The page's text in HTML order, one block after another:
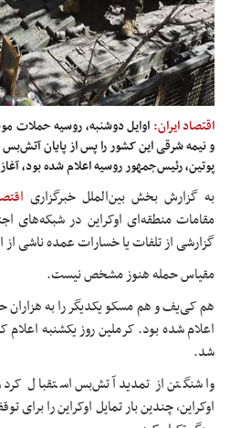
اقتصاد ایران: اوایل دوشنبه، روسیه
و نیمه شرقی این کشور را پس از پایان
پوتین، رئیس‌جمهور روسیه اعلام شده بود،
به گزارش بخش بین‌الملل خبرگزاری
مقامات منطقه‌ای اوکراین در شبکه‌های
گزارشی از تلفات یا خسارات عمده ناشی
مقیاس حمله هنوز مشخص نیست.
هم کی‌یف و هم مسکو یکدیگر را به
اعلام شده بود. کرملین روز یکشنبه
شد.
واشنگتن از تمدید آتش‌بس استقبال کرد